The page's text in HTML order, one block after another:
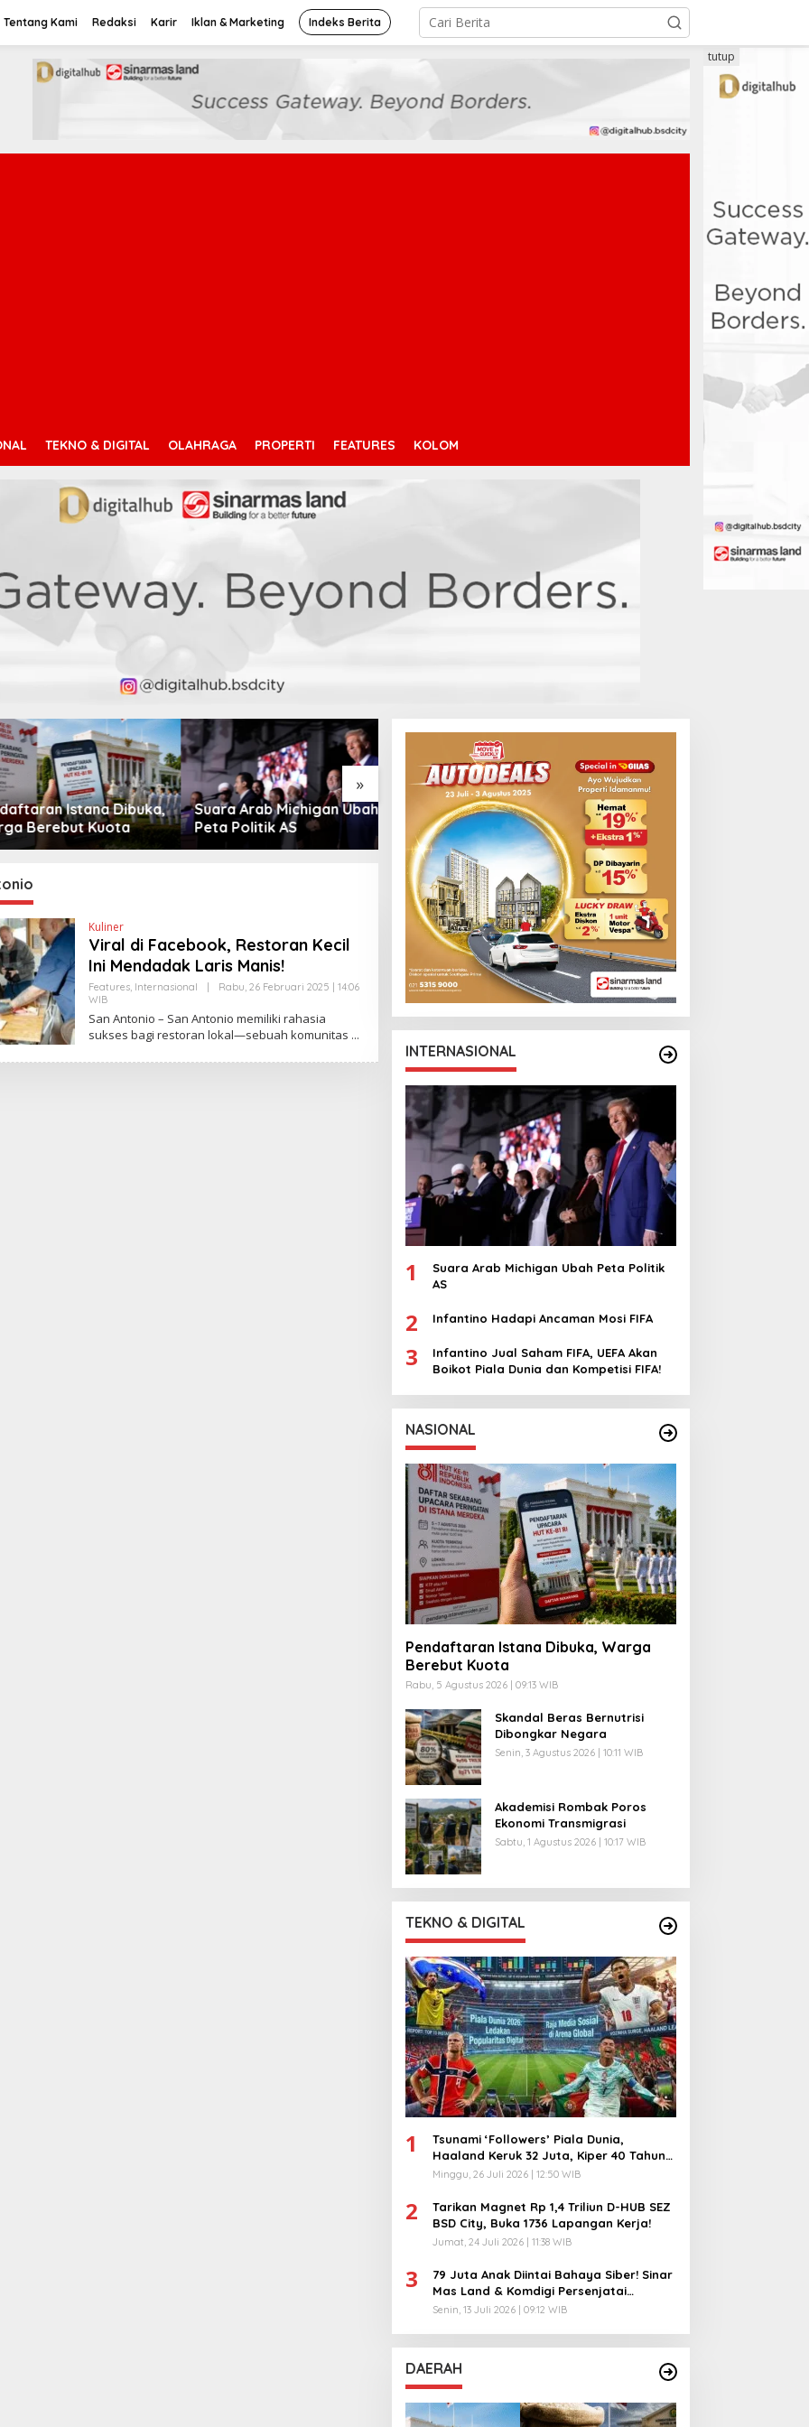
Tentang Kami Redaksi Karir Iklan & Marketing Indeks Berita
TEKNO & DIGITAL OLAHRAGA PROPERTI FEATURES KOLOM
tutup
»
Istana Dibuka,
Kuota
Suara Arab Michigan Ubah
Peta Politik AS
Debut Manis Jeremy
Monga Bersama
Manchester City
Kuliner
Viral di Facebook, Restoran Kecil
Ini Mendadak Laris Manis!
Features, Internasional |
Rabu, 26 Februari 2025 | 14:06
WIBO
E
H
A
San Antonio – San Antonio memiliki rahasia
sukses bagi restoran lokal—sebuah komunitas
INTERNASIONAL
1
Suara Arab Michigan Ubah Peta Politik
AS
2 Infantino Hadapi Ancaman Mosi FIFA
3
Infantino Jual Saham FIFA, UEFA Akan
Boikot Piala Dunia dan Kompetisi FIFA!
NASIONAL
Pendaftaran Istana Dibuka, Warga
Berebut Kuota
Rabu, 5 Agustus 2026 | 09:13 WIB
Skandal Beras Bernutrisi
Dibongkar Negara
Senin, 3 Agustus 2026 | 10:11 WIB
Akademisi Rombak Poros
Ekonomi Transmigrasi
Sabtu, 1 Agustus 2026 | 10:17 WIB
TEKNO & DIGITAL
1
Tsunami ‘Followers’ Piala Dunia,
Haaland Keruk 32 Juta, Kiper 40 Tahun
Bikin Geger!
Minggu, 26 Juli 2026 | 12:50 WIB
2
Tarikan Magnet Rp 1,4 Triliun D-HUB SEZ
BSD City, Buka 1736 Lapangan Kerja!
Jumat, 24 Juli 2026 | 11:38 WIB
3
79 Juta Anak Diintai Bahaya Siber! Sinar
Mas Land & Komdigi Persenjatai
Ratusan Guru!
Senin, 13 Juli 2026 | 09:12 WIB
DAERAH